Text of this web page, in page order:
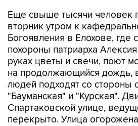
Еще свыше тысячи человек
вторник утром к
Богоявления в Елохове, где
похороны патриарха
руках цветы и свечи, поют
на продолжающийся дождь,
людей подходят со стороны
"Бауманская" и "Курская".
Спартаковской улице,
перекрыто. Улица